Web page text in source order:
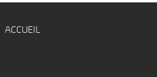
ACCUEIL